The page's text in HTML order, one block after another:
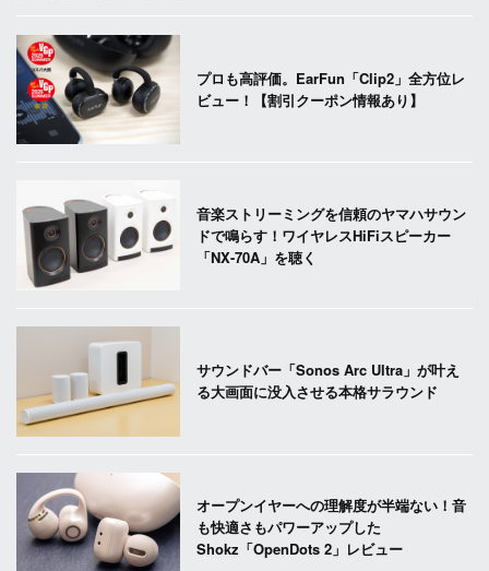
プロも高評価。EarFun「Clip2」全方位レ
ビュー！【割引クーポン情報あり】
音楽ストリーミングを信頼のヤマハサウン
ドで鳴らす！ワイヤレスHiFiスピーカー
「NX-70A」を聴く
サウンドバー「Sonos Arc Ultra」が叶え
る大画面に没入させる本格サラウンド
オープンイヤーへの理解度が半端ない！音
も快適さもパワーアップした
Shokz「OpenDots 2」レビュー